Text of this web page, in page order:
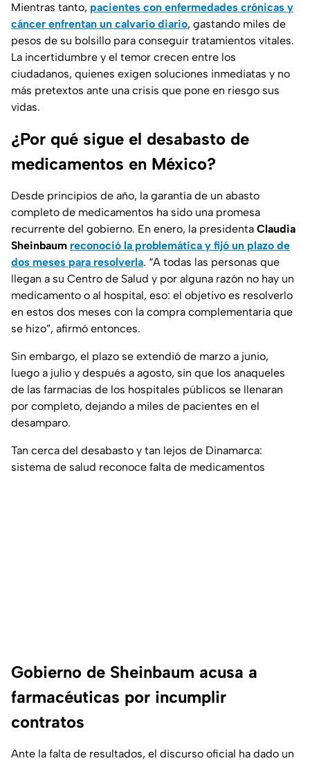
Mientras tanto, pacientes con enfermedades crónicas y
cáncer enfrentan un calvario diario, gastando miles de
pesos de su bolsillo para conseguir tratamientos vitales.
La incertidumbre y el temor crecen entre los
ciudadanos, quienes exigen soluciones inmediatas y no
más pretextos ante una crisis que pone en riesgo sus
vidas.
¿Por qué sigue el desabasto de
medicamentos en México?
Desde principios de año, la garantía de un abasto
completo de medicamentos ha sido una promesa
recurrente del gobierno. En enero, la presidenta Claudia
Sheinbaum reconoció la problemática y fijó un plazo de
dos meses para resolverla. “A todas las personas que
llegan a su Centro de Salud y por alguna razón no hay un
medicamento o al hospital, eso: el objetivo es resolverlo
en estos dos meses con la compra complementaria que
se hizo”, afirmó entonces.
Sin embargo, el plazo se extendió de marzo a junio,
luego a julio y después a agosto, sin que los anaqueles
de las farmacias de los hospitales públicos se llenaran
por completo, dejando a miles de pacientes en el
desamparo.
Tan cerca del desabasto y tan lejos de Dinamarca:
sistema de salud reconoce falta de medicamentos
Gobierno de Sheinbaum acusa a
farmacéuticas por incumplir
contratos
Ante la falta de resultados, el discurso oficial ha dado un